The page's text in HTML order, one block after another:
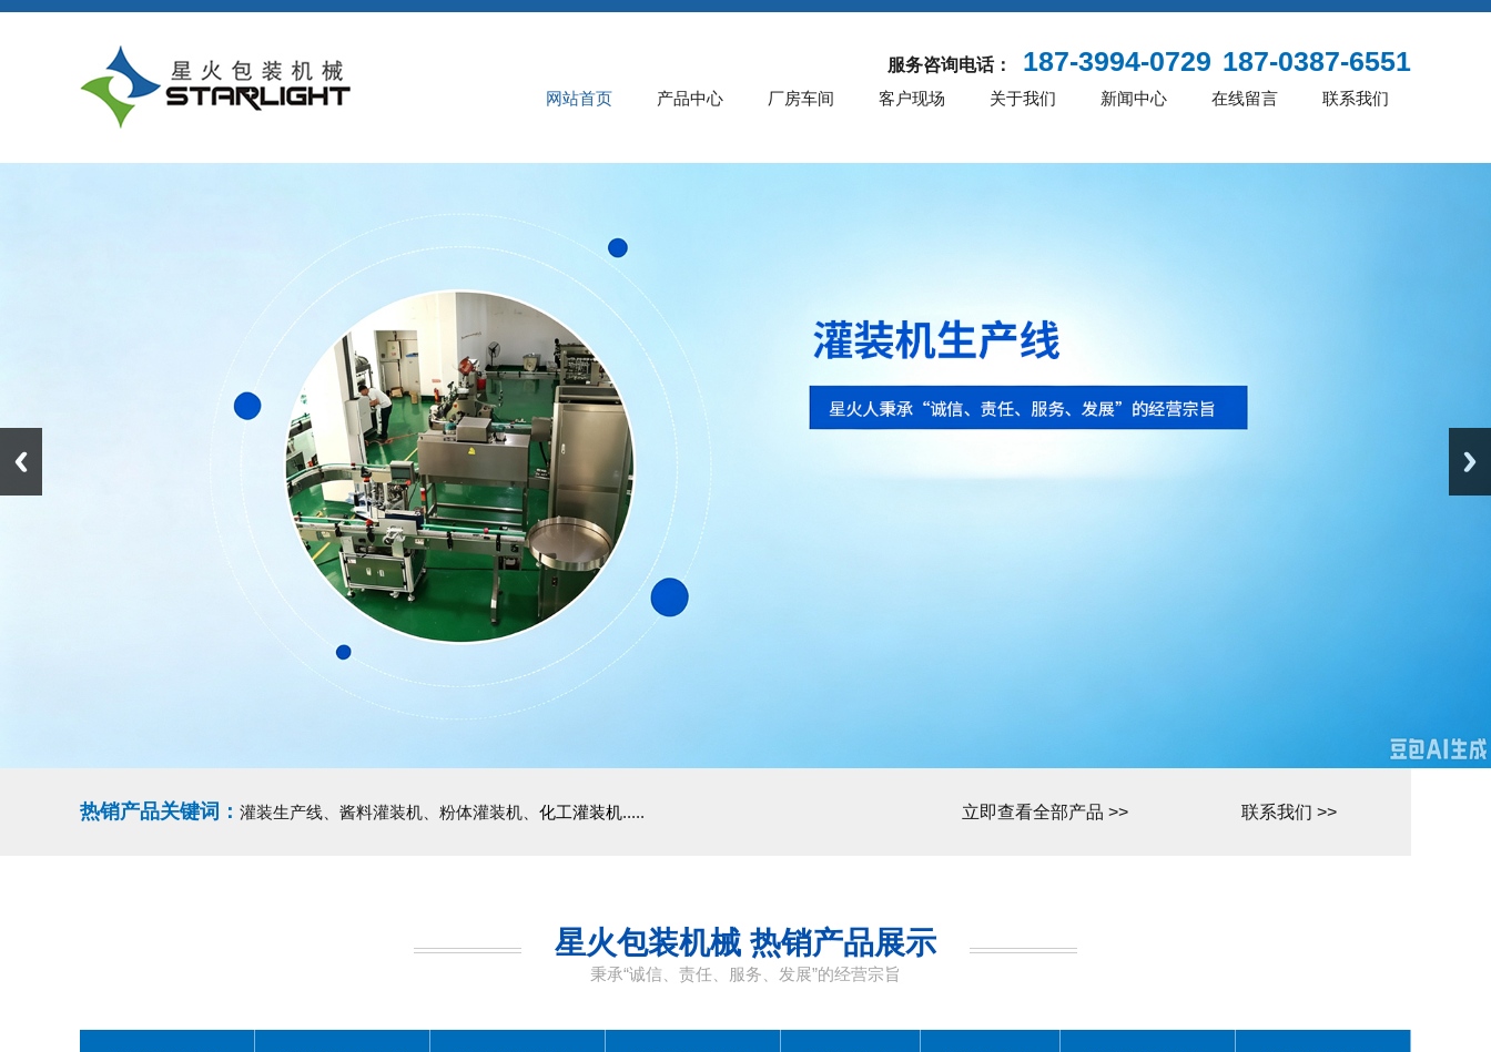
服务咨询电话： 187-3994-0729 187-0387-6551
网站首页 产品中心 厂房车间 客户现场 关于我们 新闻中心 在线留言 联系我们
热销产品关键词： 灌装生产线、酱料灌装机、粉体灌装机、 化工灌装机..... 立即查看全部产品 >> 联系我们 >>
星火包装机械 热销产品展示
秉承“诚信、责任、服务、发展”的经营宗旨